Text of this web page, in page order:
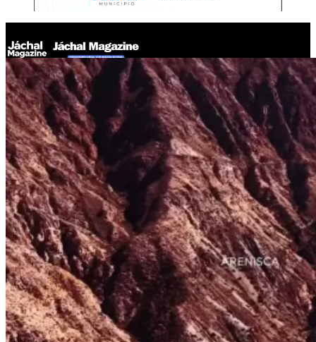
Jáchal Magazine
Nación oficializó el RIGI de Gualcamayo y Jáchal se prepara
para una inversión de USD 665 millones